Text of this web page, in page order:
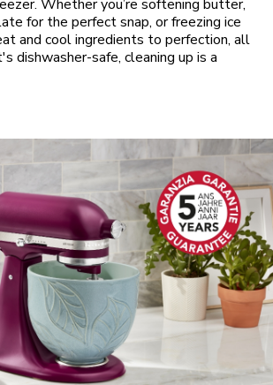
Whether you’re softening butter,
for the perfect snap, or freezing ice
and cool ingredients to perfection, all
dishwasher-safe, cleaning up is a